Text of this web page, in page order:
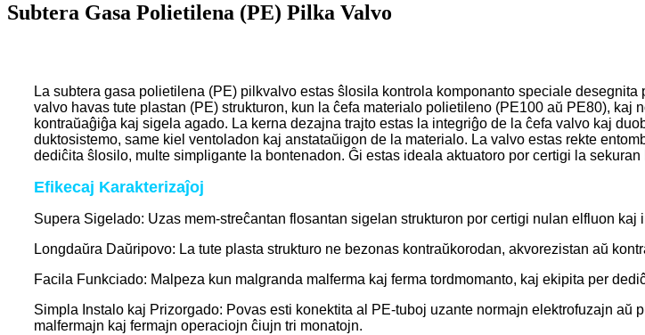
Subtera Gasa Polietilena (PE) Pilka Valvo
La subtera gasa polietilena (PE) pilkvalvo estas ŝlosila kontrola komponanto speciale
valvo havas tute plastan (PE) strukturon, kun la ĉefa materialo polietileno (PE100 aŭ PE80),
kontraŭaĝiĝa kaj sigela agado. La kerna dezajna trajto estas la integriĝo de la ĉefa valvo kaj
duktosistemo, same kiel ventoladon kaj anstataŭigon de la materialo. La valvo estas rekte
dediĉita ŝlosilo, multe simpligante la bontenadon. Ĝi estas ideala aktuatoro por certigi la
Efikecaj Karakterizaĵoj
Supera Sigelado: Uzas mem-streĉantan flosantan sigelan strukturon por certigi nulan elfluon
Longdaŭra Daŭripovo: La tute plasta strukturo ne bezonas kontraŭkorodan, akvorezistan aŭ
Facila Funkciado: Malpeza kun malgranda malferma kaj ferma tordmomanto, kaj ekipita per
Simpla Instalo kaj Prizorgado: Povas esti konektita al PE-tuboj uzante normajn elektrofuzajn
malfermajn kaj fermajn operaciojn ĉiujn tri monatojn.